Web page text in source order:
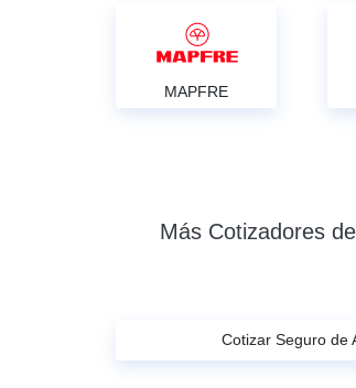
MAPFRE
Más Cotizadores
Cotizar Seguro de